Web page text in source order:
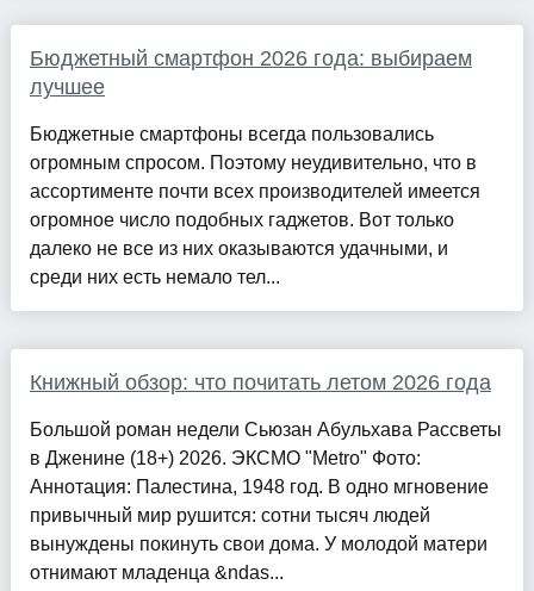
Бюджетный смартфон 2026 года: выбираем
лучшее
Бюджетные смартфоны всегда пользовались
огромным спросом. Поэтому неудивительно, что в
ассортименте почти всех производителей имеется
огромное число подобных гаджетов. Вот только
далеко не все из них оказываются удачными, и
среди них есть немало тел...
Книжный обзор: что почитать летом 2026 года
Большой роман недели Сьюзан Абульхава Рассветы
в Дженине (18+) 2026. ЭКСМО "Metro" Фото:
Аннотация: Палестина, 1948 год. В одно мгновение
привычный мир рушится: сотни тысяч людей
вынуждены покинуть свои дома. У молодой матери
отнимают младенца &ndas...